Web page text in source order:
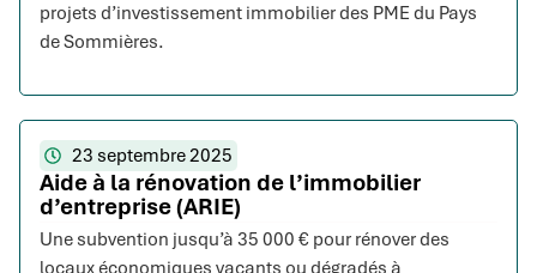
projets d’investissement immobilier des PME du Pays
de Sommières.
23 septembre 2025
Aide à la rénovation de l’immobilier
d’entreprise (ARIE)
Une subvention jusqu’à 35 000 € pour rénover des